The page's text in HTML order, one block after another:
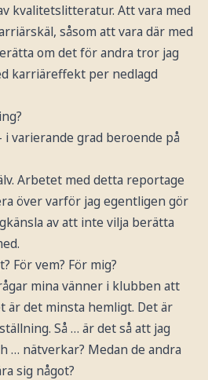
kvalitetslitteratur. Att vara med
såsom att vara där med
om det för andra tror jag
karriäreffekt per nedlagd
varierande grad beroende på
Arbetet med detta reportage
över varför jag egentligen gör
av att inte vilja berätta
För vem? För mig?
mina vänner i klubben att
är det minsta hemligt. Det är
Så … är det så att jag
… nätverkar? Medan de andra
sig något?